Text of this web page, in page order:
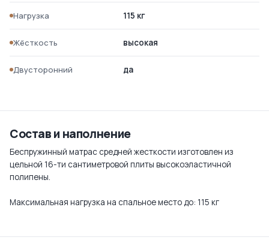
Нагрузка 115 кг
Жёсткость высокая
Двусторонний да
Состав и наполнение
Беспружинный матрас средней жесткости изготовлен из
цельной 16-ти сантиметровой плиты высокоэластичной
полипены.
Максимальная нагрузка на спальное место до: 115 кг